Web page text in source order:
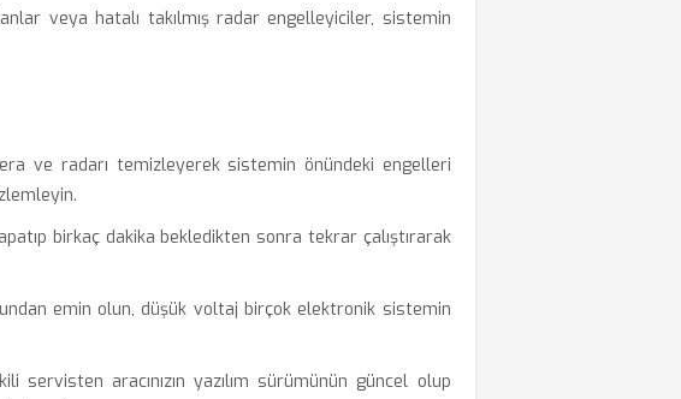
veya hatalı takılmış radar engelleyiciler, sistemin
ve radarı temizleyerek sistemin önündeki engelleri
birkaç dakika bekledikten sonra tekrar çalıştırarak
emin olun, düşük voltaj birçok elektronik sistemin
servisten aracınızın yazılım sürümünün güncel olup